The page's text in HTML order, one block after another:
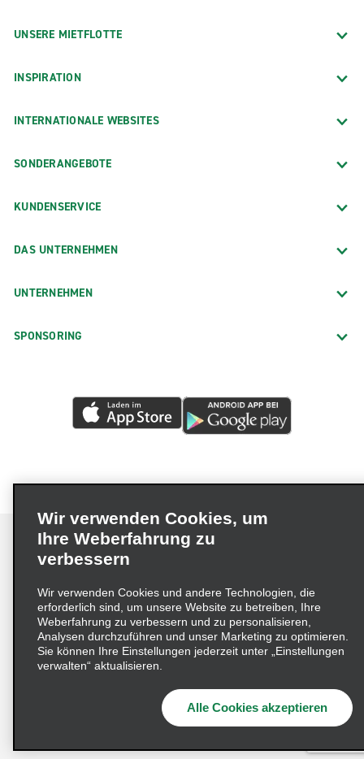
UNSERE MIETFLOTTE
INSPIRATION
INTERNATIONALE WEBSITES
SONDERANGEBOTE
KUNDENSERVICE
DAS UNTERNEHMEN
UNTERNEHMEN
SPONSORING
Impressum Nutzungsbedingungen
Datenschutzrichtlinie
Cookie-Richtlinie
Datenschutzoptionen
Lieferkettensorgfaltspflichtengesetz (LkSG) Grundsatzerklärung
Beschwerdeverfahren nach dem
© 2026 Enterprise Holdings, Inc. Alle Rechte vorbehalten
Wir verwenden Cookies, um
Ihre Weberfahrung zu
verbessern
Wir verwenden Cookies und andere Technologien, die
erforderlich sind, um unsere Website zu betreiben, Ihre
Weberfahrung zu verbessern und zu personalisieren,
Analysen durchzuführen und unser Marketing zu optimieren.
Sie können Ihre Einstellungen jederzeit unter „Einstellungen
verwalten“ aktualisieren.
Alle Cookies akzeptieren